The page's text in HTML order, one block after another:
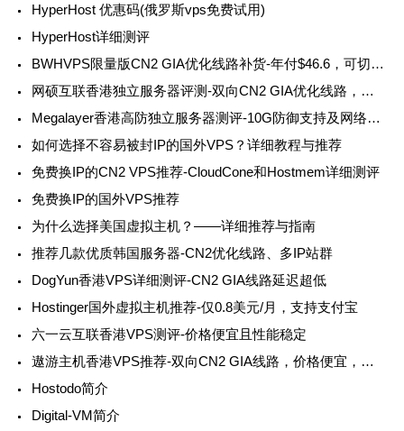
HyperHost 优惠码(俄罗斯vps免费试用)
HyperHost详细测评
BWHVPS限量版CN2 GIA优化线路补货-年付$46.6，可切换机房和IP
网硕互联香港独立服务器评测-双向CN2 GIA优化线路，低延迟高性价比
Megalayer香港高防独立服务器测评-10G防御支持及网络性能详解
如何选择不容易被封IP的国外VPS？详细教程与推荐
免费换IP的CN2 VPS推荐-CloudCone和Hostmem详细测评
免费换IP的国外VPS推荐
为什么选择美国虚拟主机？——详细推荐与指南
推荐几款优质韩国服务器-CN2优化线路、多IP站群
DogYun香港VPS详细测评-CN2 GIA线路延迟超低
Hostinger国外虚拟主机推荐-仅0.8美元/月，支持支付宝
六一云互联香港VPS测评-价格便宜且性能稳定
遨游主机香港VPS推荐-双向CN2 GIA线路，价格便宜，支持Windows
Hostodo简介
Digital-VM简介